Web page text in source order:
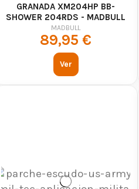
GRANADA XM204HP BB-
SHOWER 204RDS - MADBULL
MADBULL
89,95 €
Ver